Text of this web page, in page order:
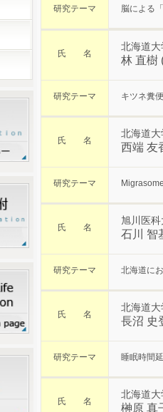
研究テーマ 脳による
氏 名
北海道
林 直樹
研究テーマ キツネ糞
氏 名
北海道
西端 友
研究テーマ
氏 名
旭川医
石川 智
研究テーマ 北海道に
氏 名
北海道
長沼 史
研究テーマ 睡眠時間
氏 名
北海道
榊原 真